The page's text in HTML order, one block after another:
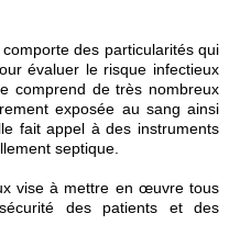
des particularités qui
évaluer le risque infectieux
comprend de très nombreux
exposée au sang ainsi
fait appel à des instruments
septique.
vise à mettre en œuvre tous
des patients et des